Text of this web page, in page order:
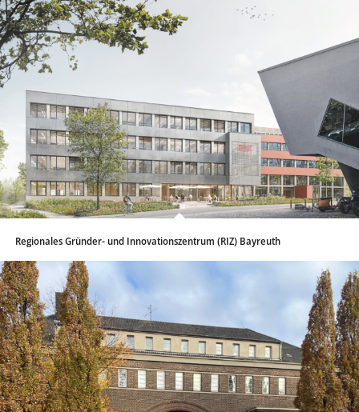
Regionales Gründer- und Innovationszentrum (RIZ) Bayreuth